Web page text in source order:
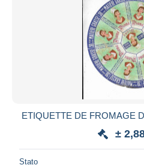
ETIQUETTE DE FROMAGE
±
Stato